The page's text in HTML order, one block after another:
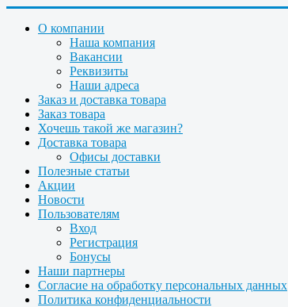
О компании
Наша компания
Вакансии
Реквизиты
Наши адреса
Заказ и доставка товара
Заказ товара
Хочешь такой же магазин?
Доставка товара
Офисы доставки
Полезные статьи
Акции
Новости
Пользователям
Вход
Регистрация
Бонусы
Наши партнеры
Согласие на обработку персональных данных
Политика конфиденциальности